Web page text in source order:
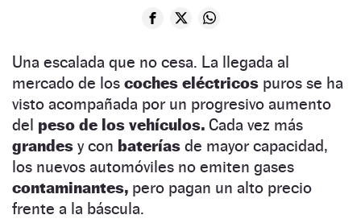
Una escalada que no cesa. La llegada al
mercado de los coches eléctricos puros se ha
visto acompañada por un progresivo aumento
del peso de los vehículos. Cada vez más
grandes y con baterías de mayor capacidad,
los nuevos automóviles no emiten gases
contaminantes, pero pagan un alto precio
frente a la báscula.